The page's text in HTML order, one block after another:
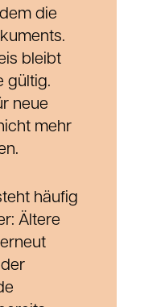
die
bleibt
gültig.
neue
mehr
häufig
Ältere